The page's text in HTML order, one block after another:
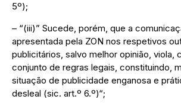
5º);
– “(iii)” Sucede, porém, que a
apresentada pela ZON nos respetivos
publicitários, salvo melhor opinião, viola,
conjunto de regras legais, constituindo,
situação de publicidade enganosa e
desleal (sic. art.º 6.º)“;